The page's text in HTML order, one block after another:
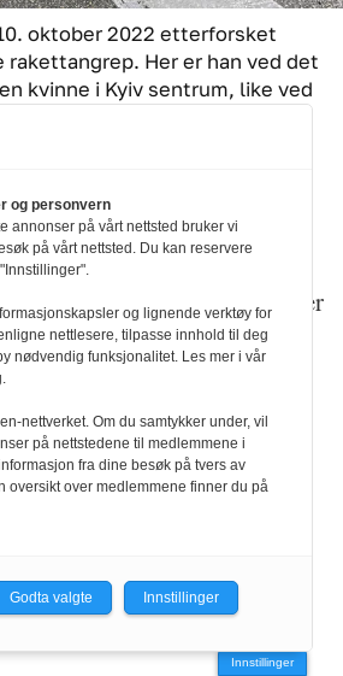
oktober 2022 etterforsket
Her er han ved det
kvinne i Kyiv sentrum, like ved
holder spenningsgrepet.
men ikke alle. Særlig
av krigen.
egen telefon, og viser bilder
Han står bøyd over et
ved Taras
rakettåsted, bare noen
Dagen ble starten på en
på Kyiv.
var 24. april i år. Tolv
Innstillinger
og personvern
annonser på vårt nettsted bruker vi
på vårt nettsted. Du kan reservere
og lignende verktøy for
nettlesere, tilpasse innhold til deg
nødvendig funksjonalitet. Les mer i vår
nettverket. Om du samtykker under, vil
på nettstedene til medlemmene i
fra dine besøk på tvers av
oversikt over medlemmene finner du på
Godta valgte Innstillinger